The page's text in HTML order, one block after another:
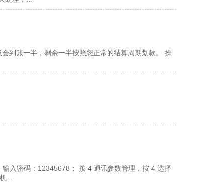
到账一半，剩余一半按照您正常的结算周期划款。 操
入密码：12345678； 按 4 通讯参数管理，按 4 选择
...